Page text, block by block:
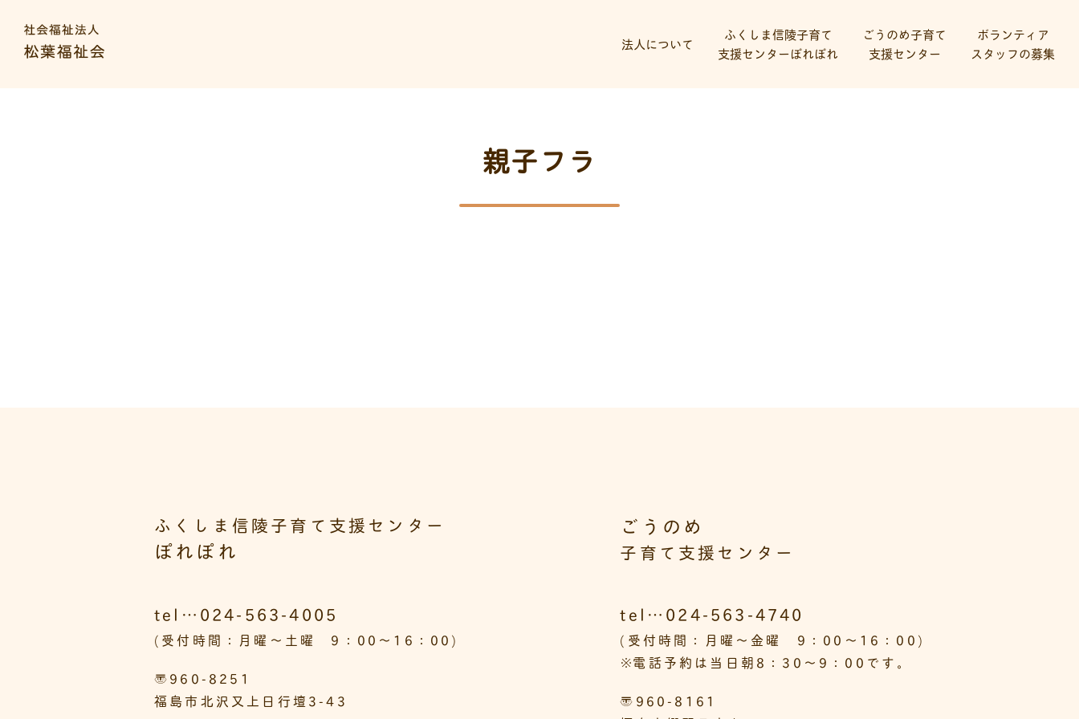
法人について
ふくしま信陵子育て
支援センターぽれぽれ
ごうのめ子育て
支援センター
ボランティア
スタッフの募集
親子フラ
ふくしま信陵子育て支援センター
ぽれぽれ
tel…024-563-4005
(受付時間：月曜～土曜 9：00～16：00)
〒960-8251
福島市北沢又上日行壇3-43
ごうのめ
子育て支援センター
tel…024-563-4740
(受付時間：月曜～金曜 9：00～16：00)
※電話予約は当日朝8：30～9：00です。
〒960-8161